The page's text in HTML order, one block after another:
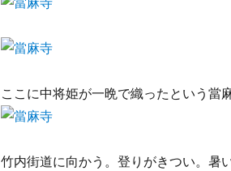
ここに中将姫が一晩で織ったという當
竹内街道に向かう。登りがきつい。暑